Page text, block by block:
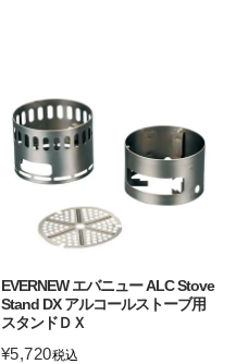
EVERNEW エバニュー ALC Stove
Stand DX アルコールストーブ用
スタンドＤＸ
¥5,720税込